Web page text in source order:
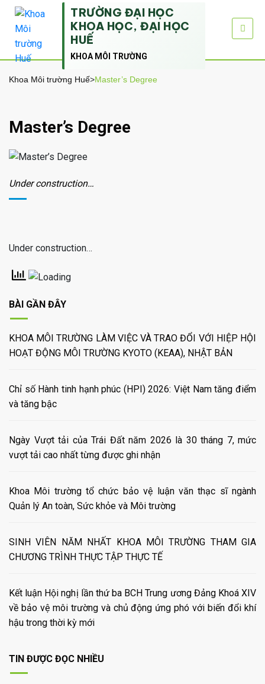
TRƯỜNG ĐẠI HỌC
KHOA HỌC, ĐẠI HỌC
HUẾ
KHOA MÔI TRƯỜNG
Khoa Môi trường Huế>Master’s Degree
Master’s Degree
Under construction…
Under construction…
BÀI GẦN ĐÂY
KHOA MÔI TRƯỜNG LÀM VIỆC VÀ TRAO ĐỔI VỚI HIỆP HỘI
HOẠT ĐỘNG MÔI TRƯỜNG KYOTO (KEAA), NHẬT BẢN
Chỉ số Hành tinh hạnh phúc (HPI) 2026: Việt Nam tăng điểm
và tăng bậc
Ngày Vượt tải của Trái Đất năm 2026 là 30 tháng 7, mức
vượt tải cao nhất từng được ghi nhận
Khoa Môi trường tổ chức bảo vệ luận văn thạc sĩ ngành
Quản lý An toàn, Sức khỏe và Môi trường
SINH VIÊN NĂM NHẤT KHOA MÔI TRƯỜNG THAM GIA
CHƯƠNG TRÌNH THỰC TẬP THỰC TẾ
Kết luận Hội nghị lần thứ ba BCH Trung ương Đảng Khoá XIV
về bảo vệ môi trường và chủ động ứng phó với biến đổi khí
hậu trong thời kỳ mới
TIN ĐƯỢC ĐỌC NHIỀU